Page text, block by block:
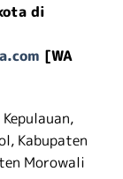
di
[WA
Kabupaten
Morowali